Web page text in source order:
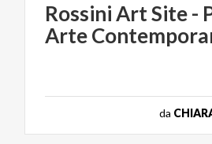
RossiniArtSite-
Arte
da